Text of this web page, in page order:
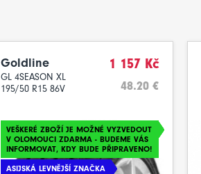
Goldline
GL 4SEASON XL
195/50 R15 86V
1 157 Kč
48.20 €
VEŠKERÉ ZBOŽÍ JE MOŽNÉ VYZVEDOUT
V OLOMOUCI ZDARMA - BUDEME VÁS
INFORMOVAT, KDY BUDE PŘIPRAVENO!
ASIJSKÁ LEVNĚJŠÍ ZNAČKA